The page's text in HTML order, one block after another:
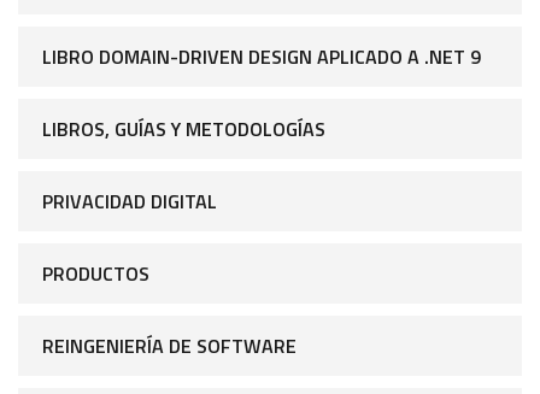
LIBRO DOMAIN-DRIVEN DESIGN APLICADO A .NET 9
LIBROS, GUÍAS Y METODOLOGÍAS
PRIVACIDAD DIGITAL
PRODUCTOS
REINGENIERÍA DE SOFTWARE